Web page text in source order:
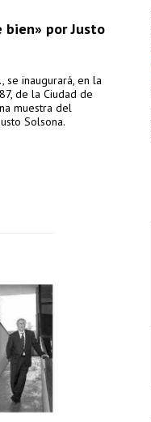
bien» por Justo
se inaugurará, en la
de la Ciudad de
muestra del
Solsona.